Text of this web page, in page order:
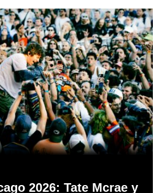
2026: Tate Mcrae y